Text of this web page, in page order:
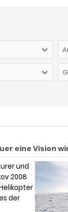
eine Vision
und
2008
der